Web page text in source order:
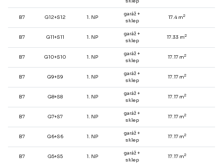
B7 G12+S12 1. NP
garáž +
sklep
17.4 m2
B7 G11+S11 1. NP
garáž +
sklep
17.33 m2
B7 G10+S10 1. NP
garáž +
sklep
17.17 m2
B7 G9+S9 1. NP
garáž +
sklep
17.17 m2
B7 G8+S8 1. NP
garáž +
sklep
17.17 m2
B7 G7+S7 1. NP
garáž +
sklep
17.17 m2
B7 G6+S6 1. NP
garáž +
sklep
17.17 m2
B7 G5+S5 1. NP
garáž +
sklep
17.17 m2